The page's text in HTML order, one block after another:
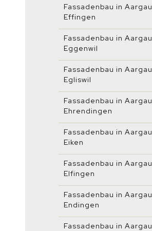
Fassadenbau in Aargau
Effingen
Fassadenbau in Aargau
Eggenwil
Fassadenbau in Aargau
Egliswil
Fassadenbau in Aargau
Ehrendingen
Fassadenbau in Aargau
Eiken
Fassadenbau in Aargau
Elfingen
Fassadenbau in Aargau
Endingen
Fassadenbau in Aargau